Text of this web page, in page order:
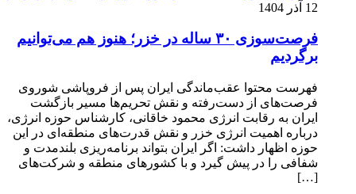
12 آذر 1404
فرصت‌سوزی ۳۰ ساله در خزر؛ هنوز هم می‌توانیم
برگردیم
فهرست محتوا عقب‌ماندگی ایران پس از فروپاشی شوروی
فرصت‌های از دست‌رفته و نقش تحریم‌ها مسیر بازگشت
ایران به رقابت انرژی محمود خاقانی، کارشناس حوزه انرژی،
درباره اهمیت انرژی خزر و نقش قدرت‌های منطقه‌ای در این
حوزه اظهار داشت: اگر ایران بتواند برنامه‌ریزی بلندمدت و
شفافی را در پیش گیرد و با کشورهای منطقه و شرکت‌های
[…]